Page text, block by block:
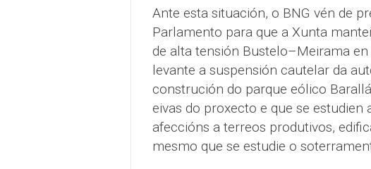
Ante esta situación, o BNG vén de
Parlamento para que a Xunta
de alta tensión Bustelo–Meirama
levante a suspensión cautelar da
construción do parque eólico
eivas do proxecto e que se
afeccións a terreos produtivos,
mesmo que se estudie o